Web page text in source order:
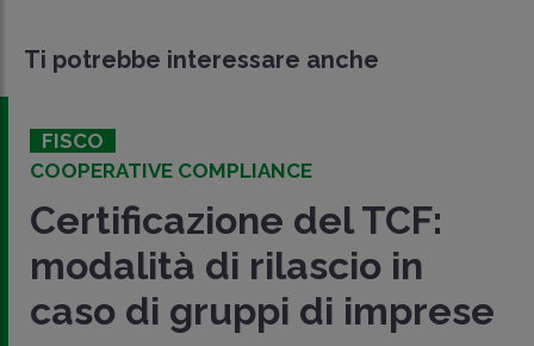
Ti potrebbe interessare anche
FISCO
COOPERATIVE COMPLIANCE
Certificazione del TCF:
modalità di rilascio in
caso di gruppi di imprese